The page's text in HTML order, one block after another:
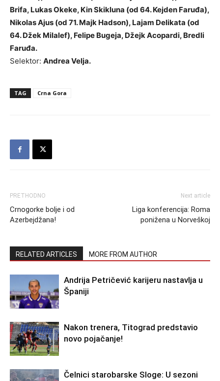
Brifa, Lukas Okeke, Kin Skikluna (od 64. Kejden Faruđa),
Nikolas Ajus (od 71. Majk Hadson), Lajam Delikata (od
64. Džek Milalef), Felipe Bugeja, Džejk Acopardi, Bredli
Faruđa.
Selektor: Andrea Velja.
TAG Crna Gora
PRETHODNO
Crnogorke bolje i od
Azerbejdžana!
Next article
Liga konferencija: Roma
ponižena u Norveškoj
RELATED ARTICLES MORE FROM AUTHOR
Andrija Petričević karijeru nastavlja u
Španiji
Nakon trenera, Titograd predstavio
novo pojačanje!
Čelnici starobarske Sloge: U sezoni